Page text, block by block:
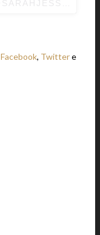
Facebook, Twittere